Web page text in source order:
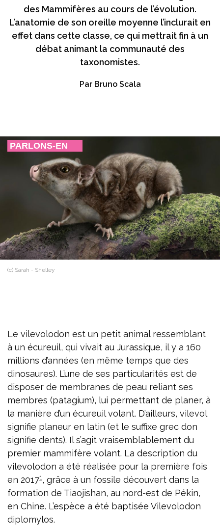
des Mammifères au cours de l’évolution.
L’anatomie de son oreille moyenne l’inclurait en
effet dans cette classe, ce qui mettrait fin à un
débat animant la communauté des
taxonomistes.
Par Bruno Scala
PARLONS-EN
(c) Sarah - Shelley
Le vilevolodon est un petit animal ressemblant
à un écureuil, qui vivait au Jurassique, il y a 160
millions d’années (en même temps que des
dinosaures). L’une de ses particularités est de
disposer de membranes de peau reliant ses
membres (patagium), lui permettant de planer, à
la manière d’un écureuil volant. D’ailleurs, vilevol
signifie planeur en latin (et le suffixe grec don
signifie dents). Il s’agit vraisemblablement du
premier mammifère volant. La description du
vilevolodon a été réalisée pour la première fois
en 20171, grâce à un fossile découvert dans la
formation de Tiaojishan, au nord-est de Pékin,
en Chine. L’espèce a été baptisée Vilevolodon
diplomylos.